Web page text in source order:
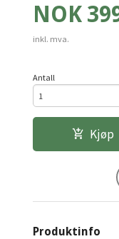
Pris
NOK
inkl. mva.
Antall
Kjøp
Produktinfo